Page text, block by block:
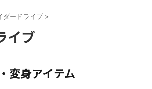
ダードライブ >
イブ
変身アイテム